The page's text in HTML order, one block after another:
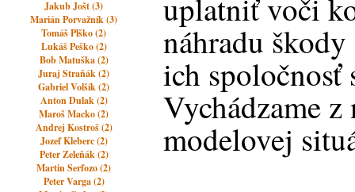
Jakub Jošt (3)
Marián Porvažník (3)
Tomáš Plško (2)
Lukáš Peško (2)
Bob Matuška (2)
Juraj Straňák (2)
Gabriel Volšík (2)
Anton Dulak (2)
Maroš Macko (2)
Andrej Kostroš (2)
Jozef Kleberc (2)
Peter Zeleňák (2)
Martin Serfozo (2)
Peter Varga (2)
uplatniť voči
náhradu
ich spoločnosť
Vychádzame
modelovej